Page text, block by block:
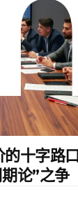
的十字
论”之争